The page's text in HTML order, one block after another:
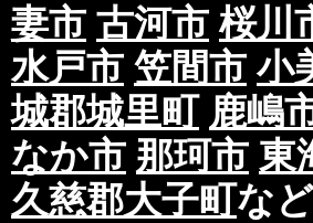
妻市 古河市 桜川
水戸市 笠間市 小
城郡城里町 鹿嶋
なか市 那珂市 東
久慈郡大子町など